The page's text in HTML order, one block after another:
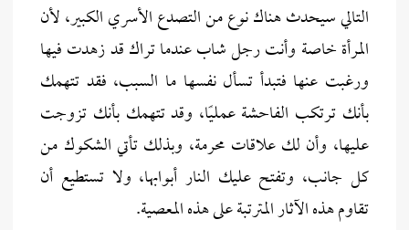
التالي سيحدث هناك نوع من التصدع الأسري الكبير، لأن
المرأة خاصة وأنت رجل شاب عندما تراك قد زهدت فيها
ورغبت عنها فتبدأ تسأل نفسها ما السبب، فقد تتهمك
بأنك ترتكب الفاحشة عمليًا، وقد تتهمك بأنك تزوجت
عليها، وأن لك علاقات محرمة، وبذلك تأتي الشكوك من
كل جانب، وتفتح عليك النار أبوابها، ولا تستطيع أن
تقاوم هذه الآثار المترتبة على هذه المعصية.